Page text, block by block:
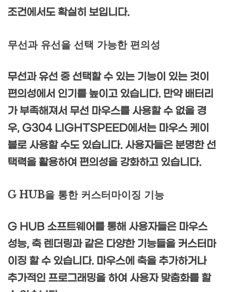
조건에서도 확실히 보입니다.
무선과 유선을 선택 가능한 편의성
무선과 유선 중 선택할 수 있는 기능이 있는 것이
편의성에서 인기를 높이고 있습니다. 만약 배터리
가 부족해져서 무선 마우스를 사용할 수 없을 경
우, G304 LIGHTSPEED에서는 마우스 케이
블로 사용할 수도 있습니다. 사용자들은 분명한 선
택력을 활용하여 편의성을 강화하고 있습니다.
G HUB을 통한 커스터마이징 기능
G HUB 소프트웨어를 통해 사용자들은 마우스
성능, 축 렌더링과 같은 다양한 기능들을 커스터마
이징 할 수 있습니다. 마우스에 축을 추가하거나
추가적인 프로그래밍을 하여 사용자 맞춤화를 할